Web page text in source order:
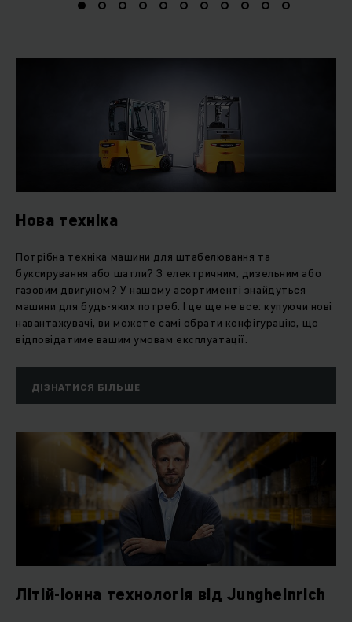
повної автоматизації.
техніки за допомогою нових навантажувачів і візків, чи
шукаєте високоякісну вживану техніку або гнучкі рішення
оренди, Jungheinrich стане вашим надійним партнером.
Якщо ви хочете використовувати автоматизовані стелажні
системи на складі або перевести конвеєрні технології у
першокласний клієнтський сервіс та підтримку глобальної
Комплексна експертиза в енергетичних
рішеннях
Наша унікальність на ринку полягає в тому, що ми
поєднуємо всі компоненти — від техніки та акумулятора
до зарядного пристрою — в єдину ефективну систему.
Jungheinrich є єдиним виробником, який самостійно
своєї техніки. Ми постійно зміцнюємо свою роль
інноваційного постачальника комплексних інтралогістичних
рішень. Уже 95% нашої техніки працює на електроприводі
та відзначається високою енергоефективністю.
Jungheinrich також активно впроваджує інноваційні
технології, зокрема літій-іонні акумулятори та системи
рекуперації енергії.
Нова техніка
Потрібна техніка машини для штабелювання та
буксирування або шатли? З електричним, дизельним або
газовим двигуном? У нашому асортименті знайдуться
машини для будь-яких потреб. І це ще не все: купуючи нові
навантажувачі, ви можете самі обрати конфігурацію, що
відповідатиме вашим умовам експлуатації.
ДІЗНАТИСЯ БІЛЬШЕ
Літій-іонна технологія від Jungheinrich